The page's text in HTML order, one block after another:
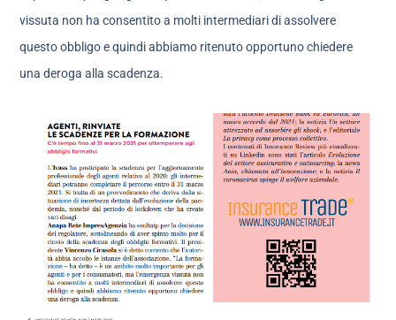
vissuta non ha consentito a molti intermediari di assolvere
questo obbligo e quindi abbiamo ritenuto opportuno chiedere
una deroga alla scadenza.